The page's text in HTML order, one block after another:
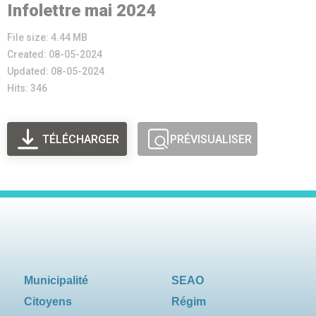
Infolettre mai 2024
File size: 4.44 MB
Created: 08-05-2024
Updated: 08-05-2024
Hits: 346
TÉLÉCHARGER PRÉVISUALISER
Municipalité
Citoyens
SEAO
Régim